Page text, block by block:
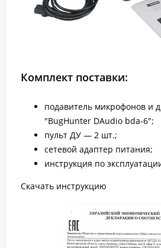
Комплект поставки:
подавитель микрофонов и
"BugHunter DAudio bda-6";
пульт ДУ — 2 шт.;
сетевой адаптер питания;
инструкция по
Скачать инструкцию